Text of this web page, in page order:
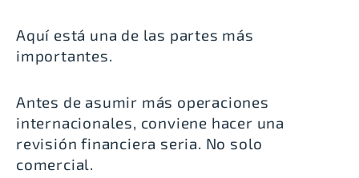
Aquí está una de las partes más
importantes.
Antes de asumir más operaciones
internacionales, conviene hacer una
revisión financiera seria. No solo
comercial.